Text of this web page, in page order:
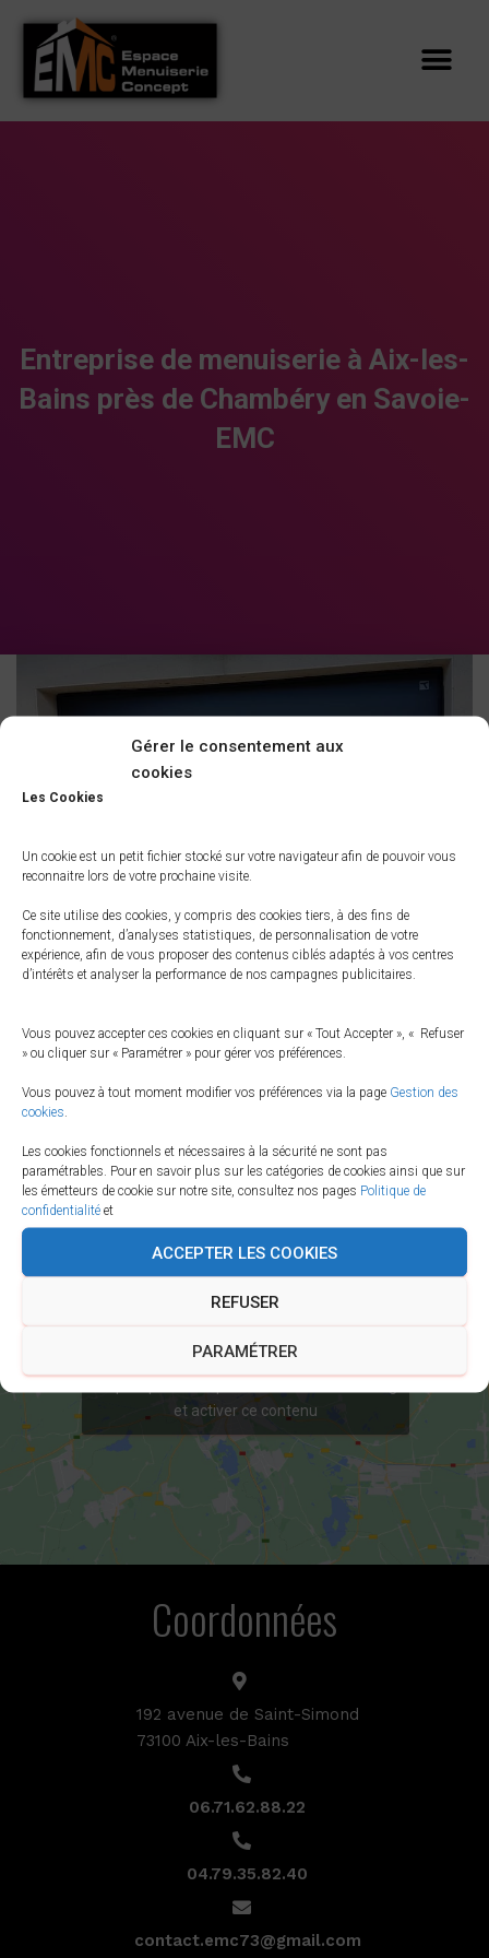
Gérer le consentement aux
cookies
Les Cookies
Un cookie est un petit fichier stocké sur votre navigateur afin de pouvoir vous
reconnaitre lors de votre prochaine visite.
Ce site utilise des cookies, y compris des cookies tiers, à des fins de
fonctionnement, d’analyses statistiques, de personnalisation de votre
expérience, afin de vous proposer des contenus ciblés adaptés à vos centres
d’intérêts et analyser la performance de nos campagnes publicitaires.
Vous pouvez accepter ces cookies en cliquant sur « Tout Accepter », « Refuser
» ou cliquer sur « Paramétrer » pour gérer vos préférences.
Vous pouvez à tout moment modifier vos préférences via la page Gestion des
cookies
Les cookies fonctionnels et nécessaires à la sécurité ne sont pas
paramétrables. Pour en savoir plus sur les catégories de cookies ainsi que sur
les émetteurs de cookie sur notre site, consultez nos pages Politique de
confidentialité et
ACCEPTER LES COOKIES
REFUSER
PARAMÉTRER
Entreprise de menuiserie à Aix-les-
Bains près de Chambéry en Savoie-
EMC
150 × 150 300 × 214 360 × 240 700 × 500
et activer ce contenu
Coordonnées
192 avenue de Saint-Simond
73100 Aix-les-Bains
06.71.62.88.22
04.79.35.82.40
contact.emc73@gmail.com